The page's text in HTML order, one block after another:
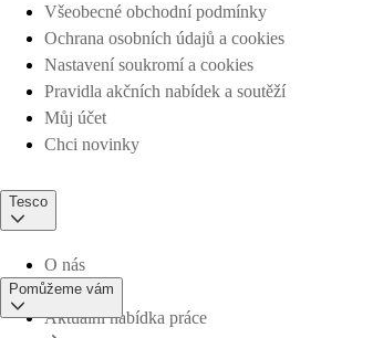
Všeobecné obchodní podmínky
Ochrana osobních údajů a cookies
Nastavení soukromí a cookies
Pravidla akčních nabídek a soutěží
Můj účet
Chci novinky
Tesco
O nás
Aktuální nabídka práce
Pomůžeme vám